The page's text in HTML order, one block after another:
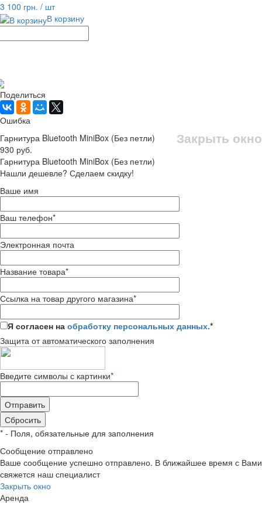
3 100 грн. / шт
В корзину
Поделиться
Ошибка
Закрыть окно
Гарнитура Bluetooth MiniBox (Без петли)
930 руб.
Гарнитура Bluetooth MiniBox (Без петли)
Нашли дешевле? Сделаем скидку!
Ваше имя
Ваш телефон*
Электронная почта
Название товара*
Ссылка на товар другого магазина*
Я согласен на обработку персональных данных.*
Защита от автоматического заполнения
Введите символы с картинки*
* - Поля, обязательные для заполнения
Сообщение отправлено
Ваше сообщение успешно отправлено. В ближайшее время с Вами
свяжется наш специалист
Закрыть окно
Аренда